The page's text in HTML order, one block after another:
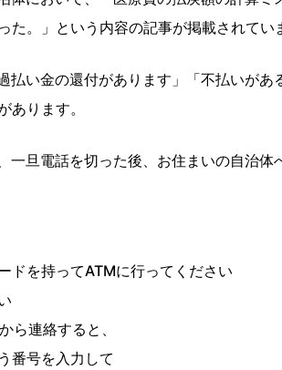
た。」という内容の記事が掲載されてい
払い金の還付があります」「不払いがあ
あります。
旦電話を切った後、お住まいの自治体
ドを持ってATMに行ってください
ら連絡すると、
番号を入力して